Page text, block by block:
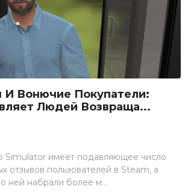
И Вонючие Покупатели:
Людей Возвраща...
Simulator имеет подавляющее число
отзывов пользователей в Steam, а
ней набрали более м...